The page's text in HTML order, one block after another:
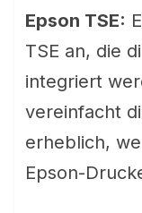
Epson TSE:
TSE an, die
integriert
vereinfacht
erheblich,
Epson-